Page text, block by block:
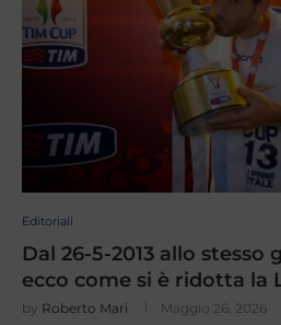
Editoriali
Dal 26-5-2013 allo stesso
ecco come si è ridotta la
by Roberto Mari Maggio 26, 2026